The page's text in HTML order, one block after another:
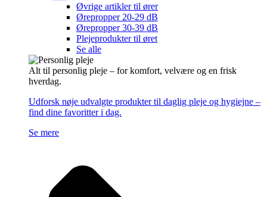
Øvrige artikler til ører
Ørepropper 20-29 dB
Ørepropper 30-39 dB
Plejeprodukter til øret
Se alle
Alt til personlig pleje – for komfort, velvære og en frisk
hverdag.
Udforsk nøje udvalgte produkter til daglig pleje og hygiejne –
find dine favoritter i dag.
Se mere